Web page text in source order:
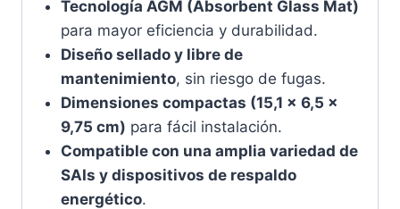
Tecnología AGM (Absorbent Glass Mat)
para mayor eficiencia y durabilidad.
Diseño sellado y libre de
mantenimiento, sin riesgo de fugas.
Dimensiones compactas (15,1 x 6,5 x
9,75 cm) para fácil instalación.
Compatible con una amplia variedad de
SAIs y dispositivos de respaldo
energético.